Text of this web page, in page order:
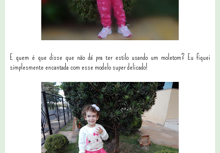
E quem é que disse que não dá pra ter estilo usando um moletom? Eu fiquei
simplesmente encantada com esse modelo super delicado!